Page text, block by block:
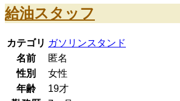
給油スタッフ
カテゴリ ガソリンスタンド
名前
匿名
性別
女性
年齢
19才